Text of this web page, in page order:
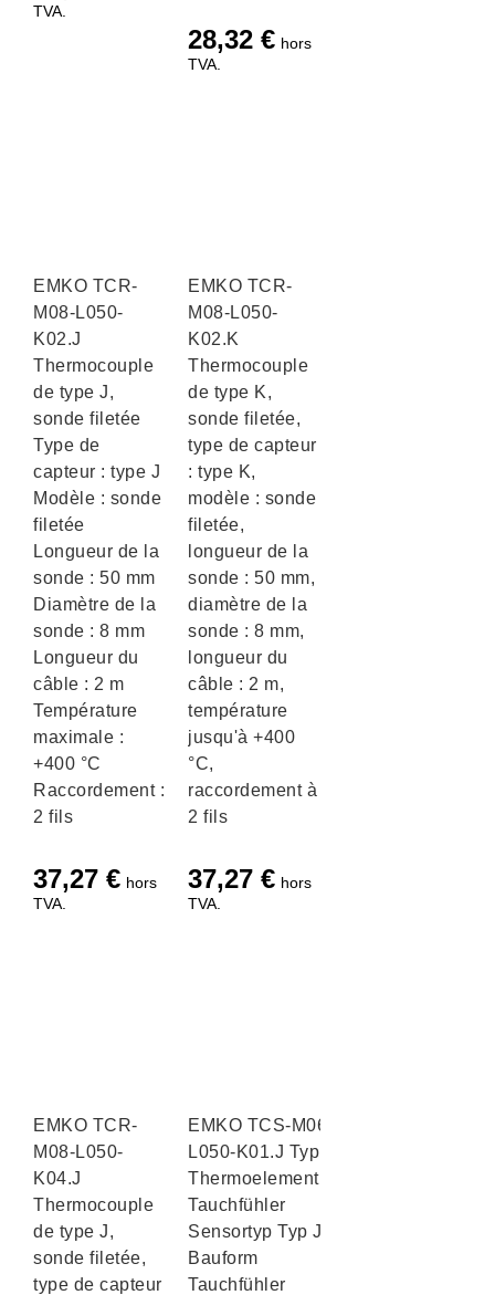
TVA.
28,32 € hors
TVA.
EMKO TCR-
M08-L050-
K02.J
Thermocouple
de type J,
sonde filetée
Type de
capteur : type J
Modèle : sonde
filetée
Longueur de la
sonde : 50 mm
Diamètre de la
sonde : 8 mm
Longueur du
câble : 2 m
Température
maximale :
+400 °C
Raccordement :
2 fils
37,27 € hors
TVA.
EMKO TCR-
M08-L050-
K02.K
Thermocouple
de type K,
sonde filetée,
type de capteur
: type K,
modèle : sonde
filetée,
longueur de la
sonde : 50 mm,
diamètre de la
sonde : 8 mm,
longueur du
câble : 2 m,
température
jusqu'à +400
°C,
raccordement à
2 fils
37,27 € hors
TVA.
EMKO TCR-
M08-L050-
K04.J
Thermocouple
de type J,
sonde filetée,
type de capteur
EMKO TCS-M06-
L050-K01.J Typ J
Thermoelement
Tauchfühler
Sensortyp Typ J
Bauform
Tauchfühler